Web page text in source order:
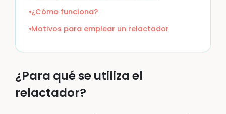
¿Cómo funciona?
Motivos para emplear un relactador
¿Para qué se utiliza el
relactador?